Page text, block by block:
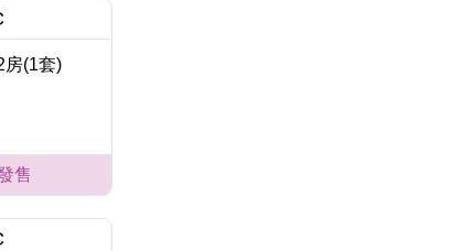
房(1套)
售